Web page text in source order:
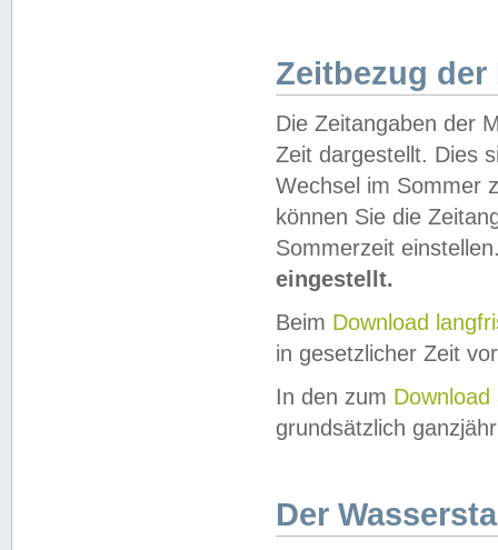
Zeitbezug der
Die Zeitangaben der
Zeit dargestellt. Dies
Wechsel im Sommer
können Sie die
Sommerzeit
eingestellt.
Beim Download
in gesetzlicher Zeit
In den zum Download
grundsätzlich
Der